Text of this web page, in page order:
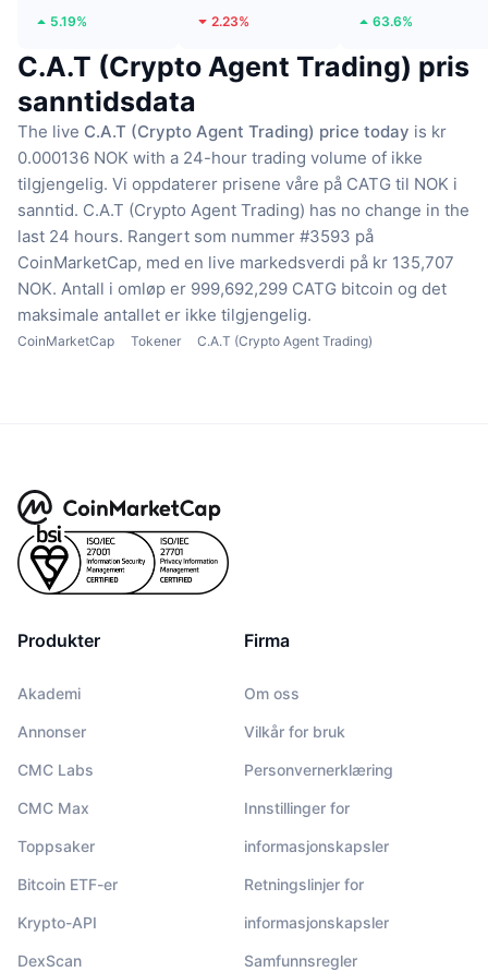
5.19% 2.23% 63.6%
C.A.T (Crypto Agent Trading) pris
sanntidsdata
The live C.A.T (Crypto Agent Trading) price today is kr
0.000136 NOK with a 24-hour trading volume of ikke
tilgjengelig. Vi oppdaterer prisene våre på CATG til NOK i
sanntid. C.A.T (Crypto Agent Trading) has no change in the
last 24 hours. Rangert som nummer #3593 på
CoinMarketCap, med en live markedsverdi på kr 135,707
NOK. Antall i omløp er 999,692,299 CATG bitcoin og det
maksimale antallet er ikke tilgjengelig.
CoinMarketCap Tokener C.A.T (Crypto Agent Trading)
Produkter
Akademi
Annonser
CMC Labs
CMC Max
Toppsaker
Bitcoin ETF-er
Krypto-API
DexScan
Firma
Om oss
Vilkår for bruk
Personvernerklæring
Innstillinger for
informasjonskapsler
Retningslinjer for
informasjonskapsler
Samfunnsregler